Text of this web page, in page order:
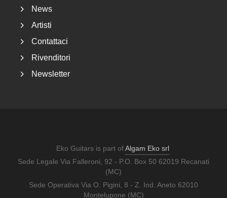
News
Artisti
Contattaci
Rivenditori
Newsletter
Eko Guitars is part ofAlgam Eko srl
Sede Legale Via Falleroni, 92 - P.O. Box 50 62019 Recanati
(MC)
Sede Operativa Via O. Pigini, 8 - Z. Ind. Aneto 62010
Montelupone (MC)